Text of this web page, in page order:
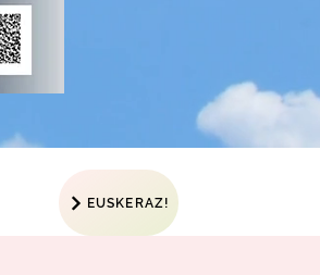
EUSKERAZ!